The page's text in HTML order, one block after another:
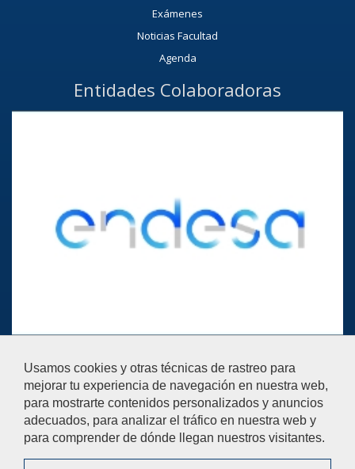
Usamos cookies y otras técnicas de rastreo para
mejorar tu experiencia de navegación en nuestra web,
para mostrarte contenidos personalizados y anuncios
adecuados, para analizar el tráfico en nuestra web y
para comprender de dónde llegan nuestros visitantes.
Exámenes
Noticias Facultad
Agenda
Entidades Colaboradoras
El acceso al buzón exclusivamente se hará en caso de querer
plantear cuestiones que se puedan calificar como una incidencia,
reclamación o sugerencia.
Contáctanos